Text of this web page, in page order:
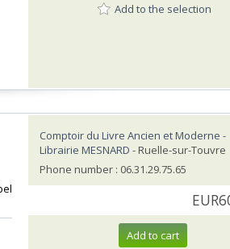
Add to the selection
Comptoir du Livre Ancien et Moderne -
Librairie MESNARD - Ruelle-sur-Touvre
Phone number : 06.31.29.75.65
Add to cart